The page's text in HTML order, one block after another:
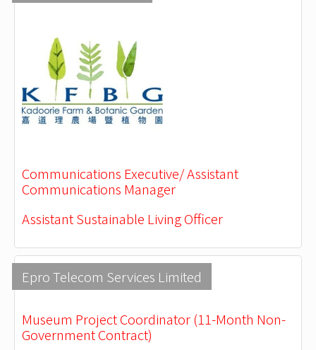
Communications Executive/ Assistant
Communications Manager
Assistant Sustainable Living Officer
Epro Telecom Services Limited
Museum Project Coordinator (11-Month Non-
Government Contract)